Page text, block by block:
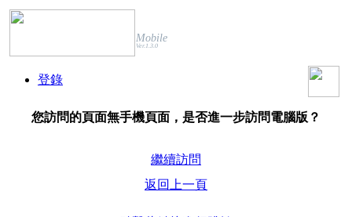
Mobile
Ver.1.3.0
登錄
您訪問的頁面無手機頁面，是否進一步訪問電腦版？
繼續訪問
返回上一頁